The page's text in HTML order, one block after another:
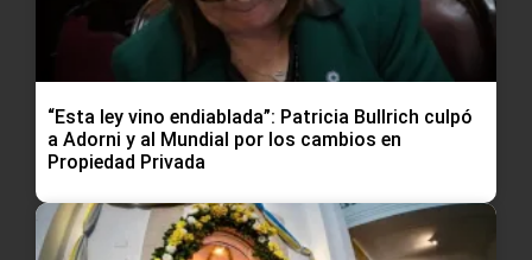
“Esta ley vino endiablada”: Patricia Bullrich culpó
a Adorni y al Mundial por los cambios en
Propiedad Privada